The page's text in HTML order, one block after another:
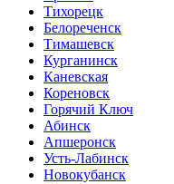
Тихорецк
Белореченск
Тимашевск
Курганинск
Каневская
Кореновск
Горячий Ключ
Абинск
Апшеронск
Усть-Лабинск
Новокубанск